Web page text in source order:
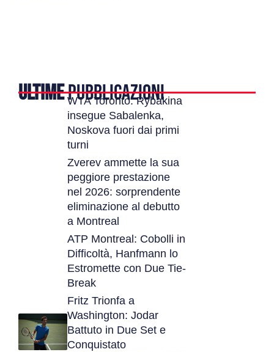
ULTIMEPUBBLICAZIONI
WTA Toronto: Rybakina
insegue Sabalenka,
Noskova fuori dai primi
turni
Zverev ammette la sua
peggiore prestazione
nel 2026: sorprendente
eliminazione al debutto
a Montreal
ATP Montreal: Cobolli in
Difficoltà, Hanfmann lo
Estromette con Due Tie-
Break
Fritz Trionfa a
Washington: Jodar
Battuto in Due Set e
Conquistato